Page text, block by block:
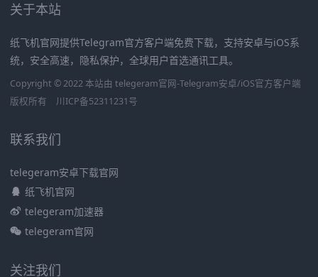
关于本站
纸飞机官网提供Telegram官方客户端免费下载，支持安卓与iOS系
统，安全高速，隐私保护，全球用户首选通讯工具。
Copyright © 2022 本站由 telegeram官网-Telegram安卓/iOS官方客户端
版权所有
川ICP备52311231号
联系我们
telegeram安卓下载官网
纸飞机官网
telegeram加速器
telegeram官网
关注我们